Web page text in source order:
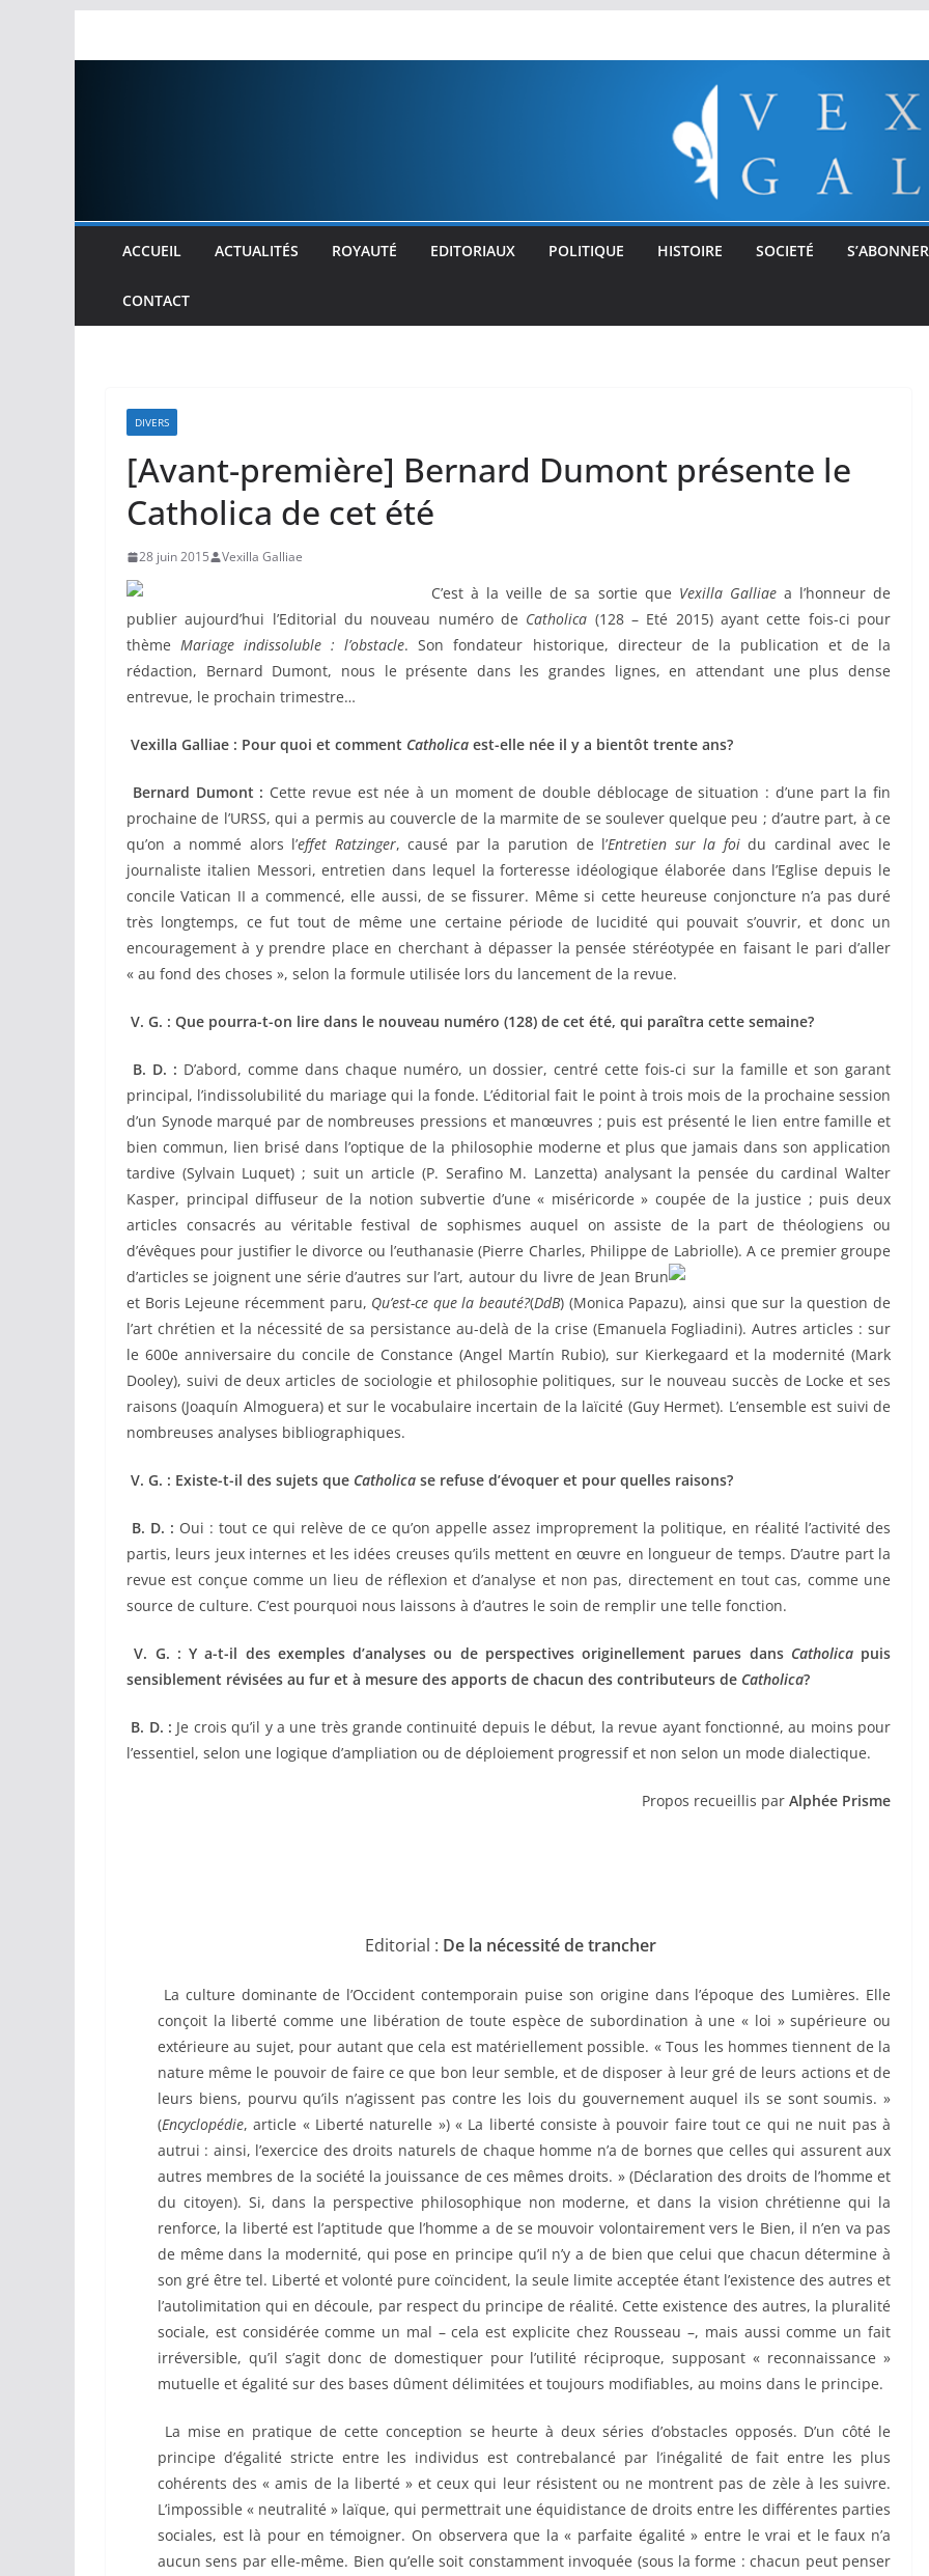
ACCUEIL ACTUALITÉS ROYAUTÉ EDITORIAUX POLITIQUE HISTOIRE SOCIETÉ
CONTACT
DIVERS
[Avant-première] Bernard Dumont présente le
Catholica de cet été
28 juin 2015 Vexilla Galliae
C’est à la veille de sa sortie que Vexilla Galliaea l’honneur de
publier aujourd’hui l’Editorial du nouveau numéro de Catholica (128 – Eté 2015) ayant cette fois-ci pour
thèmeMariage indissoluble : l’obstacle. Son fondateur historique, directeur de la publication et de la
rédaction, Bernard Dumont, nous le présente dans les grandes lignes, en attendant une plus dense
entrevue, le prochain trimestre…
Vexilla Galliae : Pour quoi et comment Catholica est-elle née il y a bientôt trente ans?
Bernard Dumont : Cette revue est née à un moment de double déblocage de situation : d’une part la fin
prochaine de l’URSS, qui a permis au couvercle de la marmite de se soulever quelque peu ; d’autre part, à ce
qu’on a nommé alors l’effet Ratzinger, causé par la parution de l’Entretien sur la foidu cardinal avec le
journaliste italien Messori, entretien dans lequel la forteresse idéologique élaborée dans l’Eglise depuis le
concile Vatican II a commencé, elle aussi, de se fissurer. Même si cette heureuse conjoncture n’a pas duré
très longtemps, ce fut tout de même une certaine période de lucidité qui pouvait s’ouvrir, et donc un
encouragement à y prendre place en cherchant à dépasser la pensée stéréotypée en faisant le pari d’aller
« au fond des choses », selon la formule utilisée lors du lancement de la revue.
V. G. : Que pourra-t-on lire dans le nouveau numéro (128) de cet été, qui paraîtra cette semaine?
B. D. : D’abord, comme dans chaque numéro, un dossier, centré cette fois-ci sur la famille et son garant
principal, l’indissolubilité du mariage qui la fonde. L’éditorial fait le point à trois mois de la prochaine session
d’un Synode marqué par de nombreuses pressions et manœuvres ; puis est présenté le lien entre famille et
bien commun, lien brisé dans l’optique de la philosophie moderne et plus que jamais dans son application
tardive (Sylvain Luquet) ; suit un article (P. Serafino M. Lanzetta) analysant la pensée du cardinal Walter
Kasper, principal diffuseur de la notion subvertie d’une « miséricorde » coupée de la justice ; puis deux
articles consacrés au véritable festival de sophismes auquel on assiste de la part de théologiens ou
d’évêques pour justifier le divorce ou l’euthanasie (Pierre Charles, Philippe de Labriolle). A ce premier groupe
d’articles se joignent une série d’autres sur l’art, autour du livre de Jean Brun
et Boris Lejeune récemment paru, Qu’est-ce que la beauté?(DdB) (Monica Papazu), ainsi que sur la question de
l’art chrétien et la nécessité de sa persistance au-delà de la crise (Emanuela Fogliadini). Autres articles : sur
le 600e anniversaire du concile de Constance (Angel Martín Rubio), sur Kierkegaard et la modernité (Mark
Dooley), suivi de deux articles de sociologie et philosophie politiques, sur le nouveau succès de Locke et ses
raisons (Joaquín Almoguera) et sur le vocabulaire incertain de la laïcité (Guy Hermet). L’ensemble est suivi de
nombreuses analyses bibliographiques.
V. G. : Existe-t-il des sujets que Catholica se refuse d’évoquer et pour quelles raisons?
B. D. : Oui : tout ce qui relève de ce qu’on appelle assez improprement la politique, en réalité l’activité des
partis, leurs jeux internes et les idées creuses qu’ils mettent en œuvre en longueur de temps. D’autre part la
revue est conçue comme un lieu de réflexion et d’analyse et non pas, directement en tout cas, comme une
source de culture. C’est pourquoi nous laissons à d’autres le soin de remplir une telle fonction.
V. G. : Y a-t-il des exemples d’analyses ou de perspectives originellement parues dans Catholicapuis
sensiblement révisées au fur et à mesure des apports de chacun des contributeurs de Catholica?
B. D. : Je crois qu’il y a une très grande continuité depuis le début, la revue ayant fonctionné, au moins pour
l’essentiel, selon une logique d’ampliation ou de déploiement progressif et non selon un mode dialectique.
Propos recueillis par Alphée Prisme
Editorial : De la nécessité de trancher
La culture dominante de l’Occident contemporain puise son origine dans l’époque des Lumières. Elle
conçoit la liberté comme une libération de toute espèce de subordination à une « loi » supérieure ou
extérieure au sujet, pour autant que cela est matériellement possible. « Tous les hommes tiennent de la
nature même le pouvoir de faire ce que bon leur semble, et de disposer à leur gré de leurs actions et de
leurs biens, pourvu qu’ils n’agissent pas contre les lois du gouvernement auquel ils se sont soumis. »
(Encyclopédie, article « Liberté naturelle ») « La liberté consiste à pouvoir faire tout ce qui ne nuit pas à
autrui : ainsi, l’exercice des droits naturels de chaque homme n’a de bornes que celles qui assurent aux
autres membres de la société la jouissance de ces mêmes droits. » (Déclaration des droits de l’homme et
du citoyen). Si, dans la perspective philosophique non moderne, et dans la vision chrétienne qui la
renforce, la liberté est l’aptitude que l’homme a de se mouvoir volontairement vers le Bien, il n’en va pas
de même dans la modernité, qui pose en principe qu’il n’y a de bien que celui que chacun détermine à
son gré être tel. Liberté et volonté pure coïncident, la seule limite acceptée étant l’existence des autres et
l’autolimitation qui en découle, par respect du principe de réalité. Cette existence des autres, la pluralité
sociale, est considérée comme un mal – cela est explicite chez Rousseau –, mais aussi comme un fait
irréversible, qu’il s’agit donc de domestiquer pour l’utilité réciproque, supposant « reconnaissance »
mutuelle et égalité sur des bases dûment délimitées et toujours modifiables, au moins dans le principe.
La mise en pratique de cette conception se heurte à deux séries d’obstacles opposés. D’un côté le
principe d’égalité stricte entre les individus est contrebalancé par l’inégalité de fait entre les plus
cohérents des « amis de la liberté » et ceux qui leur résistent ou ne montrent pas de zèle à les suivre.
L’impossible « neutralité » laïque, qui permettrait une équidistance de droits entre les différentes parties
sociales, est là pour en témoigner. On observera que la « parfaite égalité » entre le vrai et le faux n’a
aucun sens par elle-même. Bien qu’elle soit constamment invoquée (sous la forme : chacun peut penser